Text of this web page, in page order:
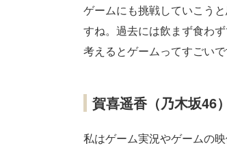
ゲームにも挑戦していこう
すね。過去には飲まず食わ
考えるとゲームってすごいで
賀喜遥香（乃木坂46
私はゲーム実況やゲームの